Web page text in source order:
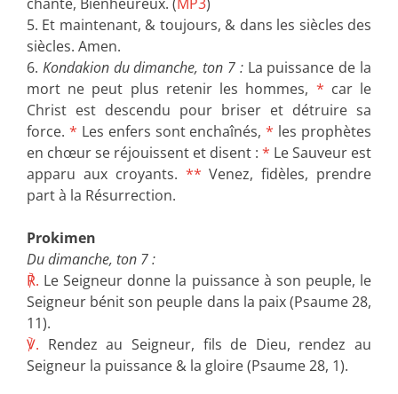
5. Et maintenant, & toujours, & dans les siècles des
siècles. Amen.
6. Kondakion du dimanche, ton 7 :La puissance de la
mort ne peut plus retenir les hommes, * car le
Christ est descendu pour briser et détruire sa
force. * Les enfers sont enchaînés,* les prophètes
en chœur se réjouissent et disent : * Le Sauveur est
apparu aux croyants. ** Venez, fidèles, prendre
part à la Résurrection.
Prokimen
Du dimanche, ton 7 :
℟. Le Seigneur donne la puissance à son peuple, le
Seigneur bénit son peuple dans la paix (Psaume 28,
11).
℣. Rendez au Seigneur, fils de Dieu, rendez au
Seigneur la puissance & la gloire (Psaume 28, 1).